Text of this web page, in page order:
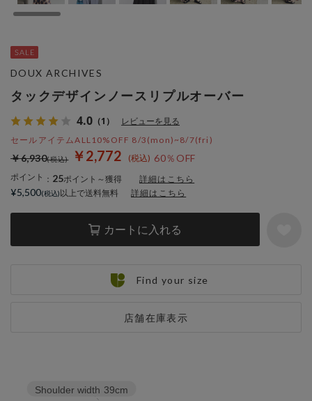
タックデザインノースリプルオーバー
4.0 （1） レビューを見る
セールアイテムALL10%OFF 8/3(mon)~8/7(fri)
￥2,772 60％OFF
￥6,930
ポイント ： 25ポイント～獲得 詳細はこちら
カートに入れる
店舗在庫表示
DOUX ARCHIVES
¥5,500 以上で送料無料 詳細はこちら
Find your size
Shoulder width 39cm